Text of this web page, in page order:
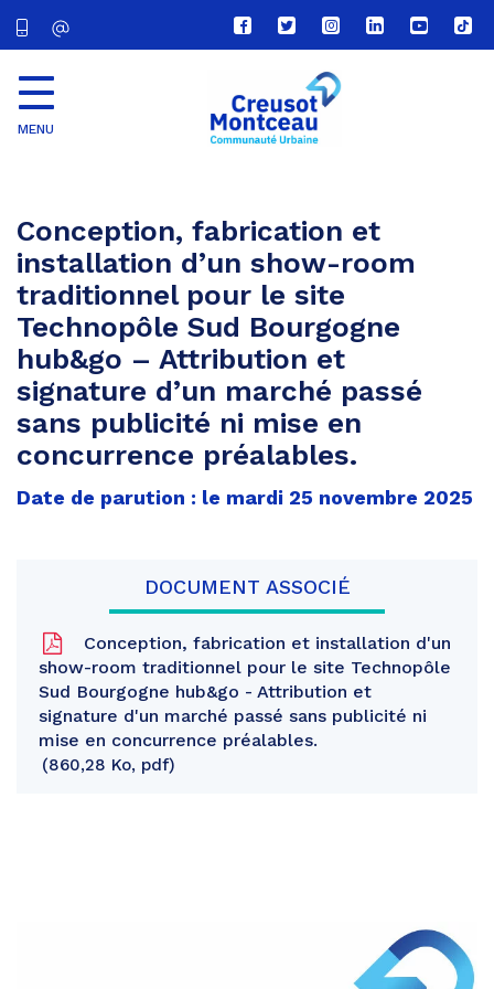
Lien
vers
compte
Facebook
Lien
vers
compte
Twitter
Lien
vers
le
compte
Lien
vers
Lien
vers
Lien
vers
MENU
Conception, fabrication et
installation d’un show-room
traditionnel pour le site
Technopôle Sud Bourgogne
hub&go – Attribution et
signature d’un marché passé
sans publicité ni mise en
concurrence préalables.
Date de parution : le mardi 25 novembre 2025
DOCUMENT ASSOCIÉ
Conception, fabrication et installation d'un
show-room traditionnel pour le site Technopôle
Sud Bourgogne hub&go - Attribution et
signature d'un marché passé sans publicité ni
mise en concurrence préalables.
860,28 Ko, pdf